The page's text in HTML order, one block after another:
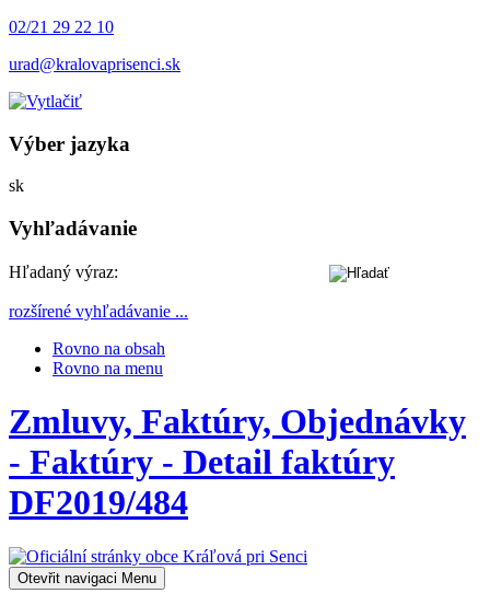
02/21 29 22 10
urad@kralovaprisenci.sk
Výber jazyka
skSlovensky
Vyhľadávanie
Hľadaný výraz:
rozšírené vyhľadávanie ...
Rovno na obsah
Rovno na menu
Zmluvy, Faktúry, Objednávky
- Faktúry - Detail faktúry
DF2019/484
Otevřit navigaci Menu